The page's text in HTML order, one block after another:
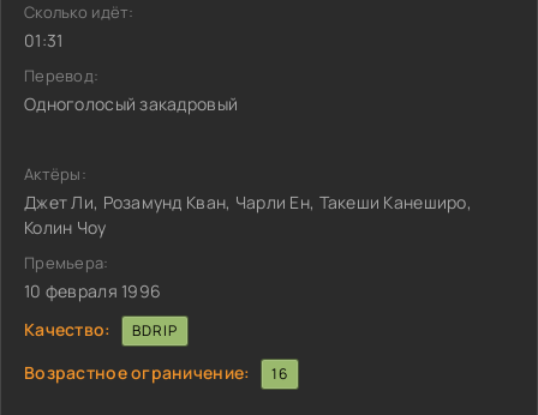
Сколько идёт:
01:31
Перевод:
Одноголосый закадровый
Актёры:
Джет Ли, Розамунд Кван, Чарли Ен, Такеши Канеширо,
Колин Чоу
Премьера:
10 февраля 1996
Качество:
BDRIP
Возрастное ограничение: 16